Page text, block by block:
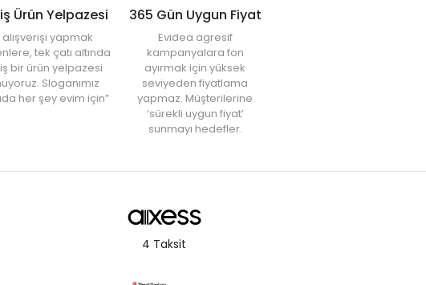
Ürün Yelpazesi
alışverişi yapmak
tek çatı altında
bir ürün yelpazesi
Sloganımız
her şey evim için”
365 Gün Uygun Fiyat
Evidea agresif
kampanyalara fon
ayırmak için yüksek
seviyeden fiyatlama
yapmaz. Müşterilerine
‘sürekli uygun fiyat’
sunmayı hedefler.
4 Taksit